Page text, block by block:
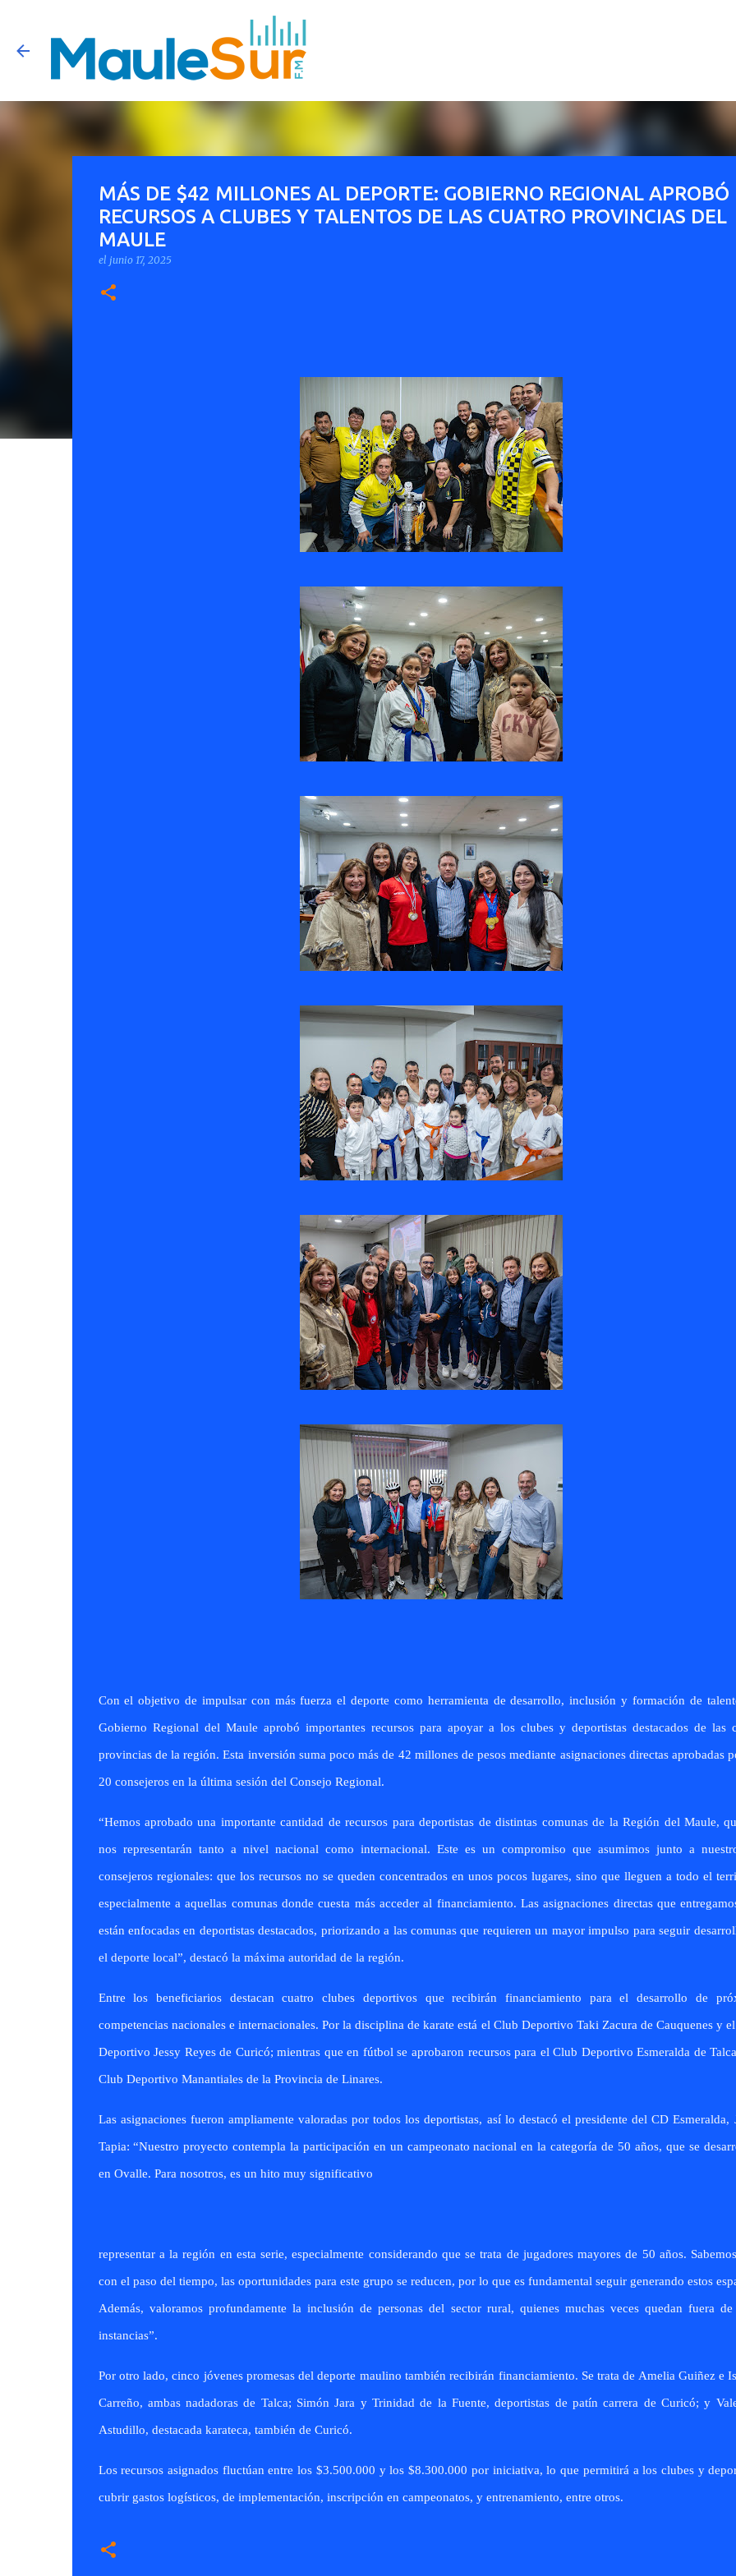
MÁS DE $42 MILLONES AL DEPORTE: GOBIERNO REGIONAL APROBÓ
RECURSOS A CLUBES Y TALENTOS DE LAS CUATRO PROVINCIAS DEL
MAULE
el junio 17, 2025
Con el objetivo de impulsar con más fuerza el deporte como herramienta de desarrollo, inclusión y formación de
Gobierno Regional del Maule aprobó importantes recursos para apoyar a los clubes y deportistas destacados de las
provincias de la región. Esta inversión suma poco más de 42 millones de pesos mediante asignaciones directas aprobadas
20 consejeros en la última sesión del Consejo Regional.
“Hemos aprobado una importante cantidad de recursos para deportistas de distintas comunas de la Región del Maule,
nos representarán tanto a nivel nacional como internacional. Este es un compromiso que asumimos junto a
consejeros regionales: que los recursos no se queden concentrados en unos pocos lugares, sino que lleguen a todo el
especialmente a aquellas comunas donde cuesta más acceder al financiamiento. Las asignaciones directas que
están enfocadas en deportistas destacados, priorizando a las comunas que requieren un mayor impulso para seguir
el deporte local”, destacó la máxima autoridad de la región.
Entre los beneficiarios destacan cuatro clubes deportivos que recibirán financiamiento para el desarrollo de
competencias nacionales e internacionales. Por la disciplina de karate está el Club Deportivo Taki Zacura de Cauquenes y
Deportivo Jessy Reyes de Curicó; mientras que en fútbol se aprobaron recursos para el Club Deportivo Esmeralda de
Club Deportivo Manantiales de la Provincia de Linares.
Las asignaciones fueron ampliamente valoradas por todos los deportistas, así lo destacó el presidente del CD Esmeralda,
Tapia: “Nuestro proyecto contempla la participación en un campeonato nacional en la categoría de 50 años, que se
en Ovalle. Para nosotros, es un hito muy significativo
representar a la región en esta serie, especialmente considerando que se trata de jugadores mayores de 50 años.
con el paso del tiempo, las oportunidades para este grupo se reducen, por lo que es fundamental seguir generando estos
Además, valoramos profundamente la inclusión de personas del sector rural, quienes muchas veces quedan fuera de
instancias”.
Por otro lado, cinco jóvenes promesas del deporte maulino también recibirán financiamiento. Se trata de Amelia Guiñez e
Carreño, ambas nadadoras de Talca; Simón Jara y Trinidad de la Fuente, deportistas de patín carrera de Curicó; y
Astudillo, destacada karateca, también de Curicó.
Los recursos asignados fluctúan entre los $3.500.000 y los $8.300.000 por iniciativa, lo que permitirá a los clubes y
cubrir gastos logísticos, de implementación, inscripción en campeonatos, y entrenamiento, entre otros.